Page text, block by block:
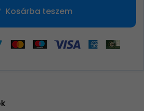
Kosárba teszem